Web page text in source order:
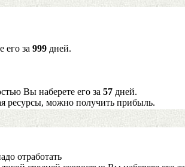
его за 999 дней.
Вы наберете его за 57 дней.
ресурсы, можно получить прибыль.
отработать